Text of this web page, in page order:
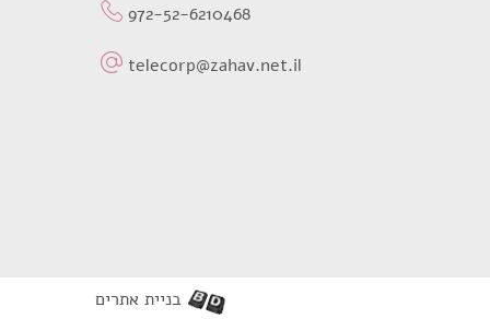
972-52-6210468
telecorp@zahav.net.il
בניית אתרים